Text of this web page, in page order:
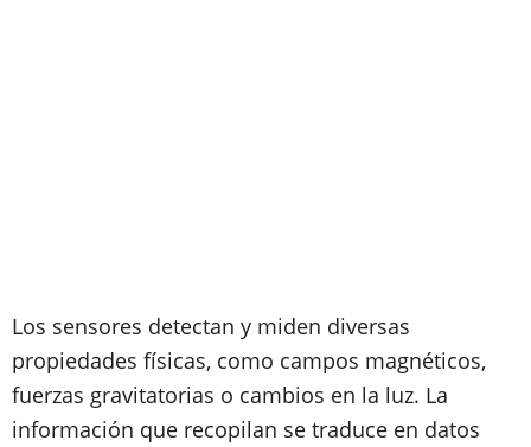
Los sensores detectan y miden diversas
propiedades físicas, como campos magnéticos,
fuerzas gravitatorias o cambios en la luz. La
información que recopilan se traduce en datos